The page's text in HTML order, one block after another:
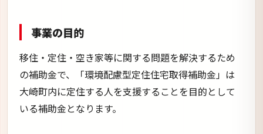
補助内容
1世帯の基本金額は100万円となり、補助金の加算対
象に該当すれば転入者は最大310万円、町内居住者の
場合は最大305万円の補助金を受け取ることができま